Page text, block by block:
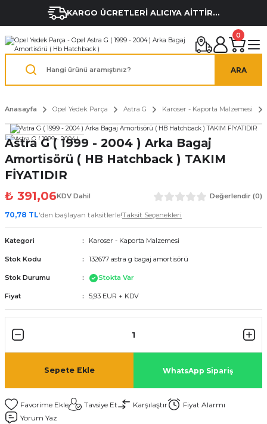
KARGO ÜCRETLERİ ALICIYA AİTTİR...
ARA
0
Anasayfa Opel Yedek Parça Astra G Karoser - Kaporta Malzemesi
Astra G ( 1999 - 2004 ) Arka Bagaj
Amortisörü ( HB Hatchback ) TAKIM
FİYATIDIR
₺ 391,06KDV Dahil Değerlendir (0)
70,78 TL'den başlayan taksitlerle!Taksit Seçenekleri
Kategori Karoser - Kaporta Malzemesi
Stok Kodu 132677 astra g bagaj amortisörü
Stok Durumu Stokta Var
Fiyat 5,93 EUR + KDV
Sepete Ekle WhatsApp Sipariş
Tavsiye Et Karşılaştır
Fiyat Alarmı
Yorum Yaz